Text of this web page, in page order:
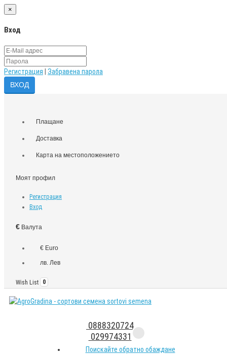
×
Вход
Регистрация Забравена парола
Плащане
Доставка
Карта на местоположението
Моят профил
Регистрация
Вход
€ Валута
€ Euro
лв. Лев
Wish List 0
0888320724
029974331
Поискайте обратно обаждане